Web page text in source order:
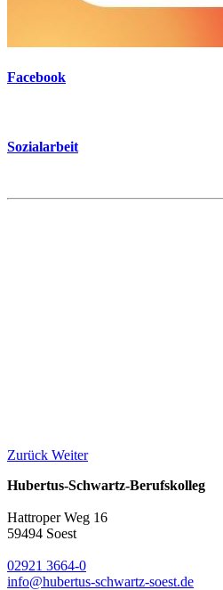
Facebook
Sozialarbeit
Zurück Weiter
Hubertus-Schwartz-Berufskolleg
Hattroper Weg 16
59494 Soest
02921 3664-0
info@hubertus-schwartz-soest.de